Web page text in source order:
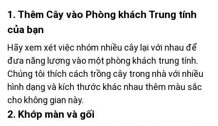
1. Thêm Cây vào Phòng khách Trung tính
của bạn
Hãy xem xét việc nhóm nhiều cây lại với nhau để
đưa năng lượng vào một phòng khách trung tính.
Chúng tôi thích cách trồng cây trong nhà với nhiều
hình dạng và kích thước khác nhau thêm màu sắc
cho không gian này.
2. Khớp màn và gối